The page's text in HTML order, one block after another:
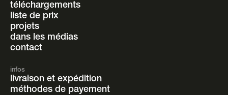
téléchargements
liste de prix
projets
dans les médias
contact
infos
livraison et expédition
méthodes de payement